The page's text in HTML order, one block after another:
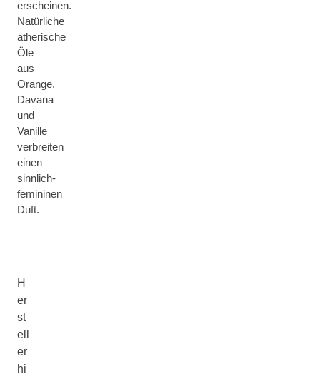
erscheinen.
Natürliche
ätherische
Öle
aus
Orange,
Davana
und
Vanille
verbreiten
einen
sinnlich-
femininen
Duft.
H
er
st
ell
er
hi